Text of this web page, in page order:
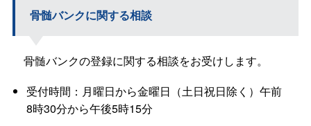
骨髄バンクに関する相談
骨髄バンクの登録に関する相談をお受けします。
受付時間：月曜日から金曜日（土日祝日除く）午前
8時30分から午後5時15分